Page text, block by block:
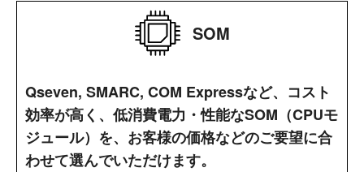
SOM
Qseven, SMARC, COM Expressなど、コスト
効率が高く、低消費電力・性能なSOM（CPUモ
ジュール）を、お客様の価格などのご要望に合
わせて選んでいただけます。